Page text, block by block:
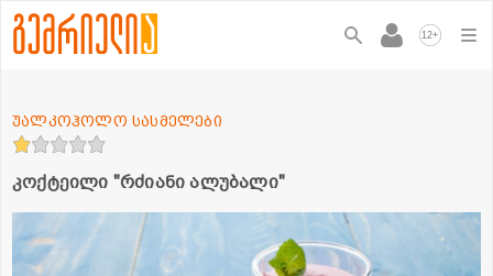
12+
კოქტეილი "რძიანი ალუბალი"
უალკოჰოლო სასმელები